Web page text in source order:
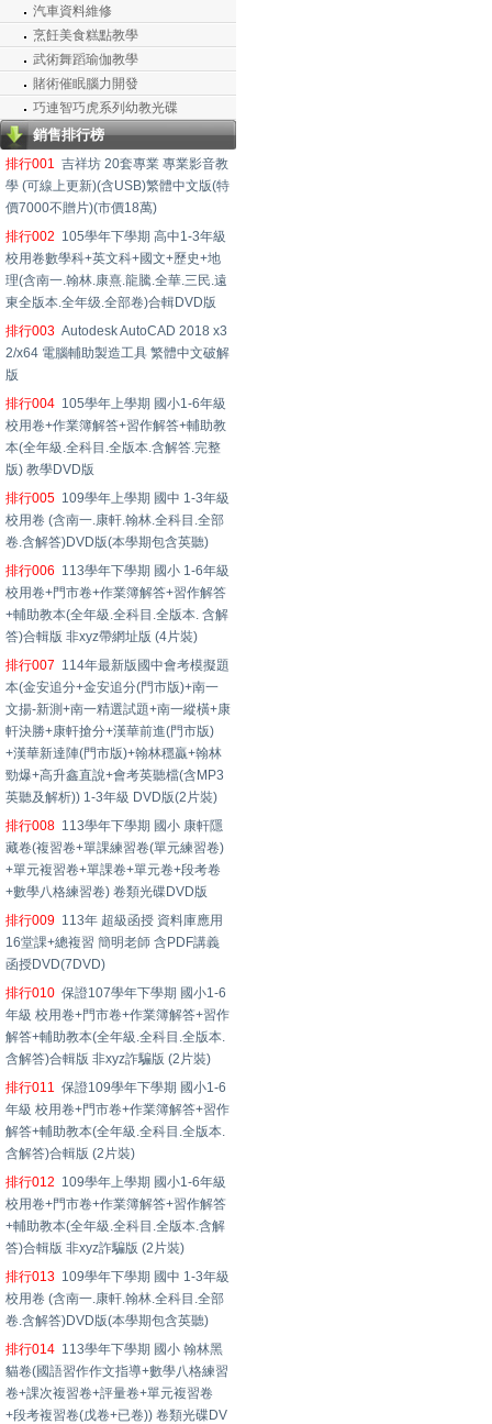
汽車資料維修
烹飪美食糕點教學
武術舞蹈瑜伽教學
賭術催眠腦力開發
巧連智巧虎系列幼教光碟
銷售排行榜
排行001 吉祥坊 20套專業 專業影音教
學 (可線上更新)(含USB)繁體中文版(特
價7000不贈片)(市價18萬)
排行002 105學年下學期 高中1-3年級
校用卷數學科+英文科+國文+歷史+地
理(含南一.翰林.康熹.龍騰.全華.三民.遠
東全版本.全年级.全部卷)合輯DVD版
排行003 Autodesk AutoCAD 2018 x3
2/x64 電腦輔助製造工具 繁體中文破解
版
排行004 105學年上學期 國小1-6年級
校用卷+作業簿解答+習作解答+輔助教
本(全年級.全科目.全版本.含解答.完整
版) 教學DVD版
排行005 109學年上學期 國中 1-3年級
校用卷 (含南一.康軒.翰林.全科目.全部
卷.含解答)DVD版(本學期包含英聽)
排行006 113學年下學期 國小 1-6年級
校用卷+門市卷+作業簿解答+習作解答
+輔助教本(全年級.全科目.全版本. 含解
答)合輯版 非xyz帶網址版 (4片裝)
排行007 114年最新版國中會考模擬題
本(金安追分+金安追分(門市版)+南一
文揚-新測+南一精選試題+南一縱橫+康
軒決勝+康軒搶分+漢華前進(門市版)
+漢華新達陣(門市版)+翰林穩贏+翰林
勁爆+高升鑫直說+會考英聽檔(含MP3
英聽及解析)) 1-3年級 DVD版(2片裝)
排行008 113學年下學期 國小 康軒隱
藏卷(複習卷+單課練習卷(單元練習卷)
+單元複習卷+單課卷+單元卷+段考卷
+數學八格練習卷) 卷類光碟DVD版
排行009 113年 超級函授 資料庫應用
16堂課+總複習 簡明老師 含PDF講義
函授DVD(7DVD)
排行010 保證107學年下學期 國小1-6
年級 校用卷+門市卷+作業簿解答+習作
解答+輔助教本(全年級.全科目.全版本.
含解答)合輯版 非xyz詐騙版 (2片裝)
排行011 保證109學年下學期 國小1-6
年級 校用卷+門市卷+作業簿解答+習作
解答+輔助教本(全年級.全科目.全版本.
含解答)合輯版 (2片裝)
排行012 109學年上學期 國小1-6年級
校用卷+門市卷+作業簿解答+習作解答
+輔助教本(全年級.全科目.全版本.含解
答)合輯版 非xyz詐騙版 (2片裝)
排行013 109學年下學期 國中 1-3年級
校用卷 (含南一.康軒.翰林.全科目.全部
卷.含解答)DVD版(本學期包含英聽)
排行014 113學年下學期 國小 翰林黑
貓卷(國語習作作文指導+數學八格練習
卷+課次複習卷+評量卷+單元複習卷
+段考複習卷(戊卷+已卷)) 卷類光碟DV